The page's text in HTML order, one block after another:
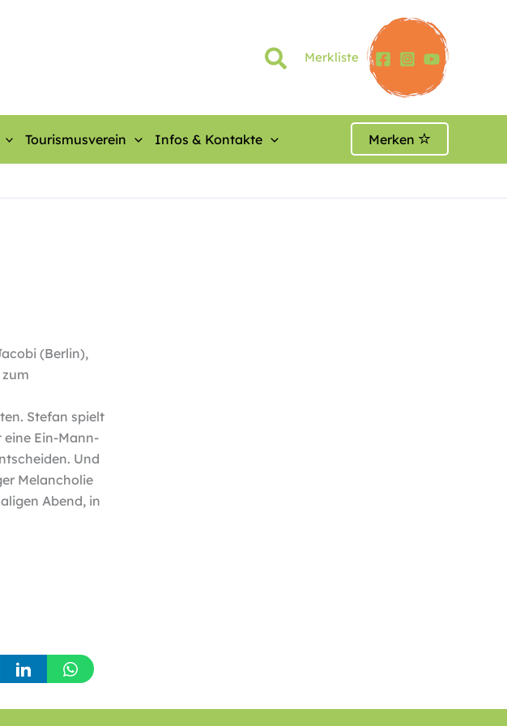
Merkliste
Tourismusverein Infos & Kontakte Merken
(Berlin),
Stefan spielt
Ein-Mann-
Und
Melancholie
Abend, in